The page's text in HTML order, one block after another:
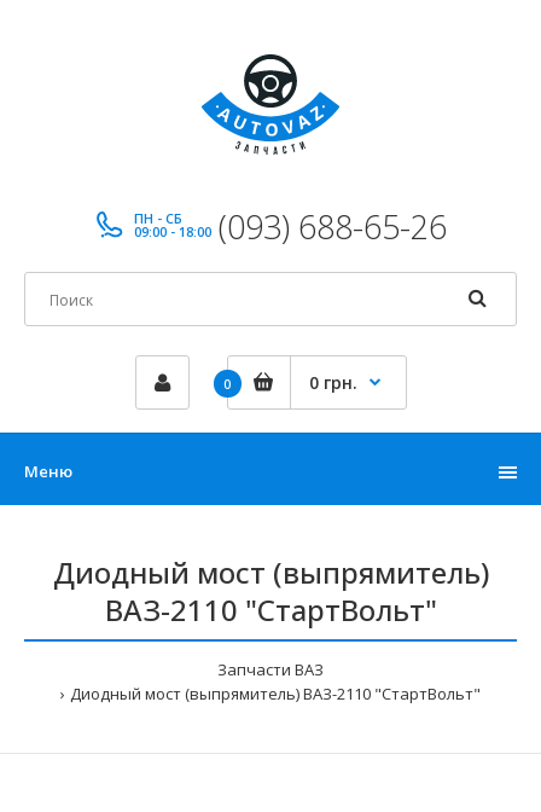
ПН - СБ
09:00 - 18:00 (093) 688-65-26
0 0 грн.
Меню
Диодный мост (выпрямитель)
ВАЗ-2110 "СтартВольт"
Запчасти ВАЗ
Диодный мост (выпрямитель) ВАЗ-2110 "СтартВольт"